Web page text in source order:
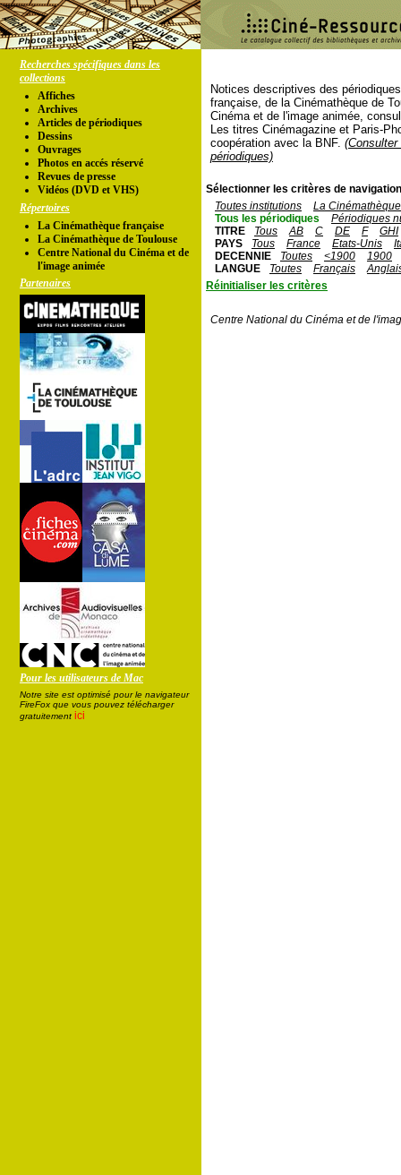
Recherches spécifiques dans les
collections
Affiches
Archives
Articles de périodiques
Dessins
Ouvrages
Photos en accés réservé
Revues de presse
Vidéos (DVD et VHS)
Répertoires
La Cinémathèque française
La Cinémathèque de Toulouse
Centre National du Cinéma et de
l'image animée
Partenaires
Pour les utilisateurs de Mac
Notre site est optimisé pour le navigateur
FireFox que vous pouvez télécharger
gratuitement ici
Notices descriptives des
française, de la Cinémathèque de
Cinéma et de l'image animée,
Les titres Cinémagazine et Paris-
coopération avec la BNF.
périodiques)
Sélectionner les critères de
Toutes institutions
La
Tous les périodiques
Périodiques
TITRE
Tous AB C DE F
GHI
PAYS
Tous France Etats-Unis
DECENNIE
Toutes <1900
1900
LANGUE
Toutes Français
Réinitialiser les critères
Centre National du Cinéma et de